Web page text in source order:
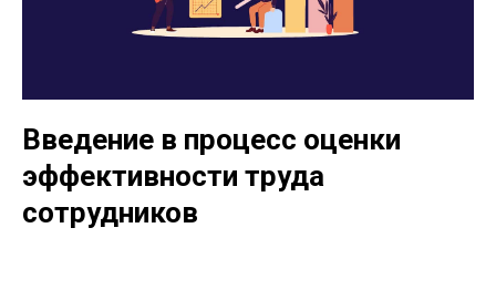
Введение в процесс оценки
эффективности труда
сотрудников